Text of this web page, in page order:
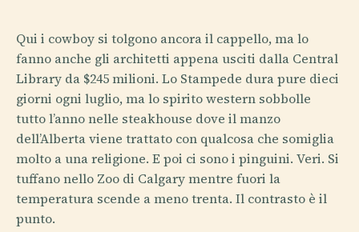
Qui i cowboy si tolgono ancora il cappello, ma lo
fanno anche gli architetti appena usciti dalla Central
Library da $245 milioni. Lo Stampede dura pure dieci
giorni ogni luglio, ma lo spirito western sobbolle
tutto l’anno nelle steakhouse dove il manzo
dell’Alberta viene trattato con qualcosa che somiglia
molto a una religione. E poi ci sono i pinguini. Veri. Si
tuffano nello Zoo di Calgary mentre fuori la
temperatura scende a meno trenta. Il contrasto è il
punto.